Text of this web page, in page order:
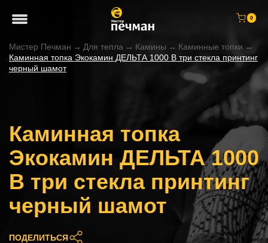
0
Мистер Печман → Для тепла → Камины → Каминные топки →
Каминная топка Экокамин ДЕЛЬТА 1000 B три стекла принтинг
черный шамот
Каминная топка
Экокамин ДЕЛЬТА 1000
B три стекла принтинг
черный шамот
ПОДЕЛИТЬСЯ